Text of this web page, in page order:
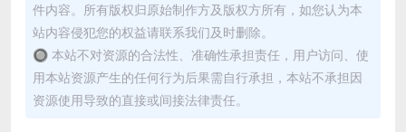
件内容。所有版权归原始制作方及版权方所有，如您认为本
站内容侵犯您的权益请联系我们及时删除。
🔘 本站不对资源的合法性、准确性承担责任，用户访问、使
用本站资源产生的任何行为后果需自行承担，本站不承担因
资源使用导致的直接或间接法律责任。